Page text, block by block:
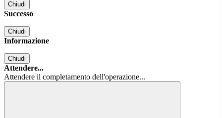
Chiudi
Successo
Chiudi
Informazione
Chiudi
Attendere...
Attendere il completamento dell'operazione...